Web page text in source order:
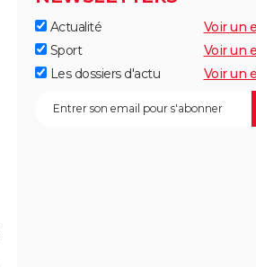
Actualité
Voir un
Sport
Voir un
Les dossiers d'actu
Voir un